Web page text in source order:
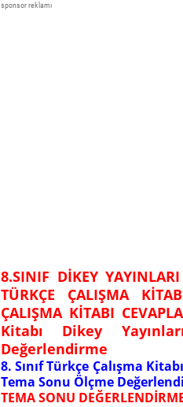
sponsor reklamı
8.SINIF DİKEY
TÜRKÇE ÇALIŞMA
ÇALIŞMA KİTABI
Kitabı Dikey
Değerlendirme
8. Sınıf Türkçe Çalışma
Tema Sonu Ölçme
TEMA SONU